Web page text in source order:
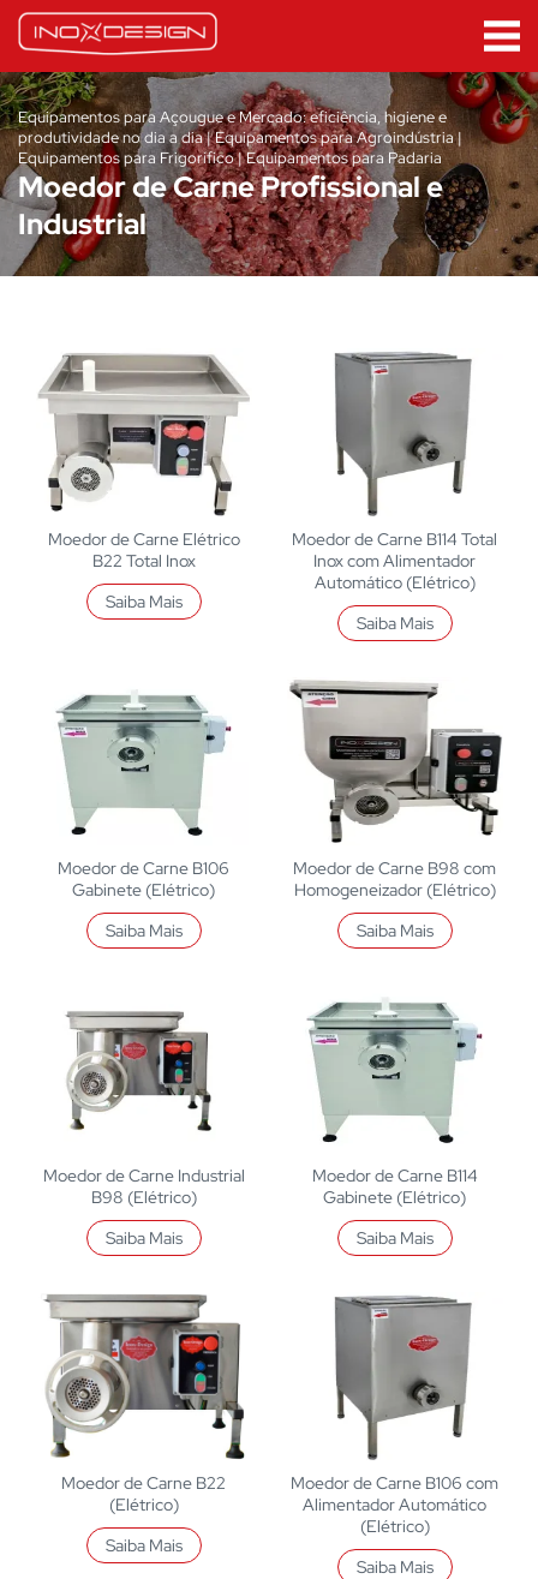
Equipamentos para Açougue e Mercado: eficiência, higiene e
produtividade no dia a dia | Equipamentos para Agroindústria |
Equipamentos para Frigorífico | Equipamentos para Padaria
Moedor de Carne Profissional e
Industrial
Moedor de Carne Elétrico
B22 Total Inox
Saiba Mais
Moedor de Carne B114 Total
Inox com Alimentador
Automático (Elétrico)
Saiba Mais
Moedor de Carne B106
Gabinete (Elétrico)
Saiba Mais
Moedor de Carne B98 com
Homogeneizador (Elétrico)
Saiba Mais
Moedor de Carne Industrial
B98 (Elétrico)
Saiba Mais
Moedor de Carne B114
Gabinete (Elétrico)
Saiba Mais
Moedor de Carne B22
(Elétrico)
Saiba Mais
Moedor de Carne B106 com
Alimentador Automático
(Elétrico)
Saiba Mais